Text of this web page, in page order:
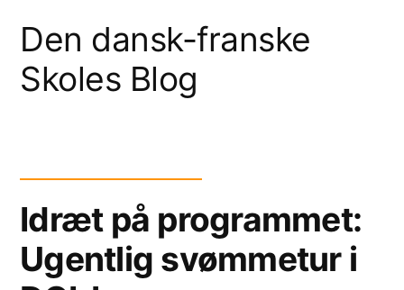
content
Den dansk-franske
Skoles Blog
Idræt på programmet:
Ugentlig svømmetur i